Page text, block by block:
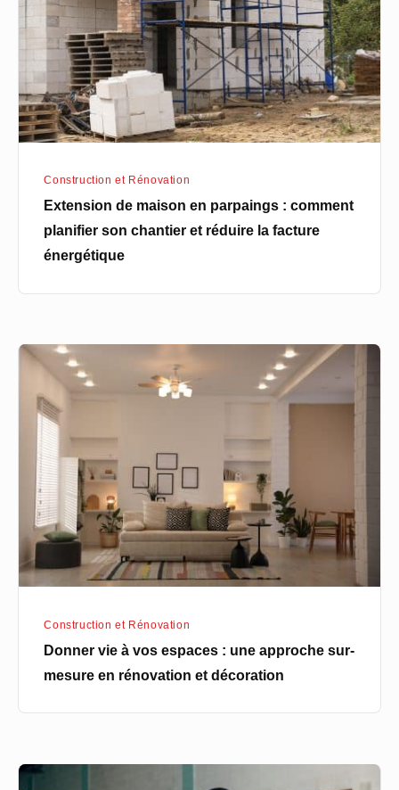
parpaings
comment
planifier
son
chantier
réduire
facture
énergétique
Construction et Rénovation
Extension de maison en parpaings : comment
planifier son chantier et réduire la facture
énergétique
Donner
espaces
une
approche
sur-
mesure
rénovation
décoration
Construction et Rénovation
Donner vie à vos espaces : une approche sur-
mesure en rénovation et décoration
Bureau